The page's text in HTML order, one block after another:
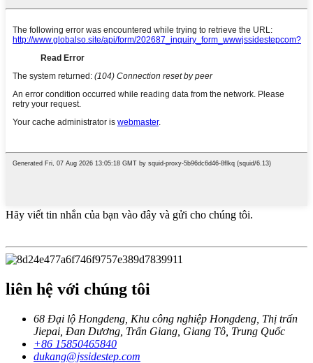
Hãy viết tin nhắn của bạn vào đây và gửi cho chúng tôi.
liên hệ với chúng tôi
68 Đại lộ Hongdeng, Khu công nghiệp Hongdeng, Thị trấn
Jiepai, Đan Dương, Trấn Giang, Giang Tô, Trung Quốc
+86 15850465840
dukang@jssidestep.com